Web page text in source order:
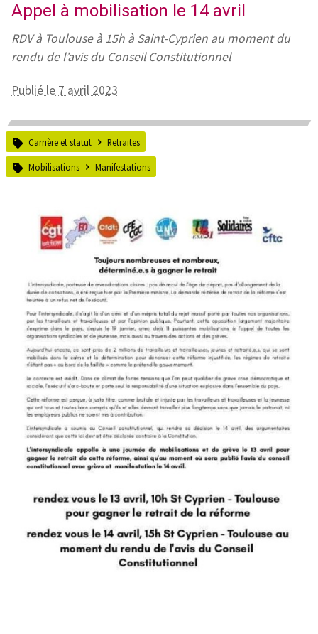
Appel à mobilisation le 14 avril
RDV à Toulouse à 15h à Saint-Cyprien au moment du
rendu de l’avis du Conseil Constitutionnel
Publié le 7 avril 2023
Carrière et statut Retraites
Mobilisations Manifestations